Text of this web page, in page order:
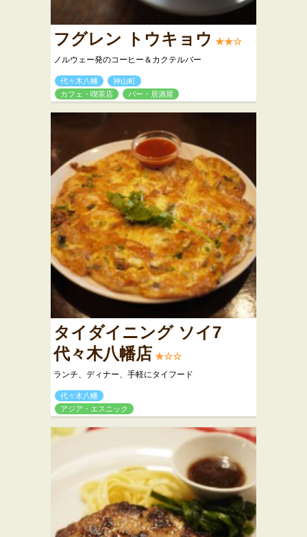
フグレン トウキョウ ★★☆
ノルウェー発のコーヒー＆カクテルバー
代々木八幡
神山町
カフェ・喫茶店
バー・居酒屋
タイダイニング ソイ7
代々木八幡店 ★☆☆
ランチ、ディナー、手軽にタイフード
代々木八幡
アジア・エスニック